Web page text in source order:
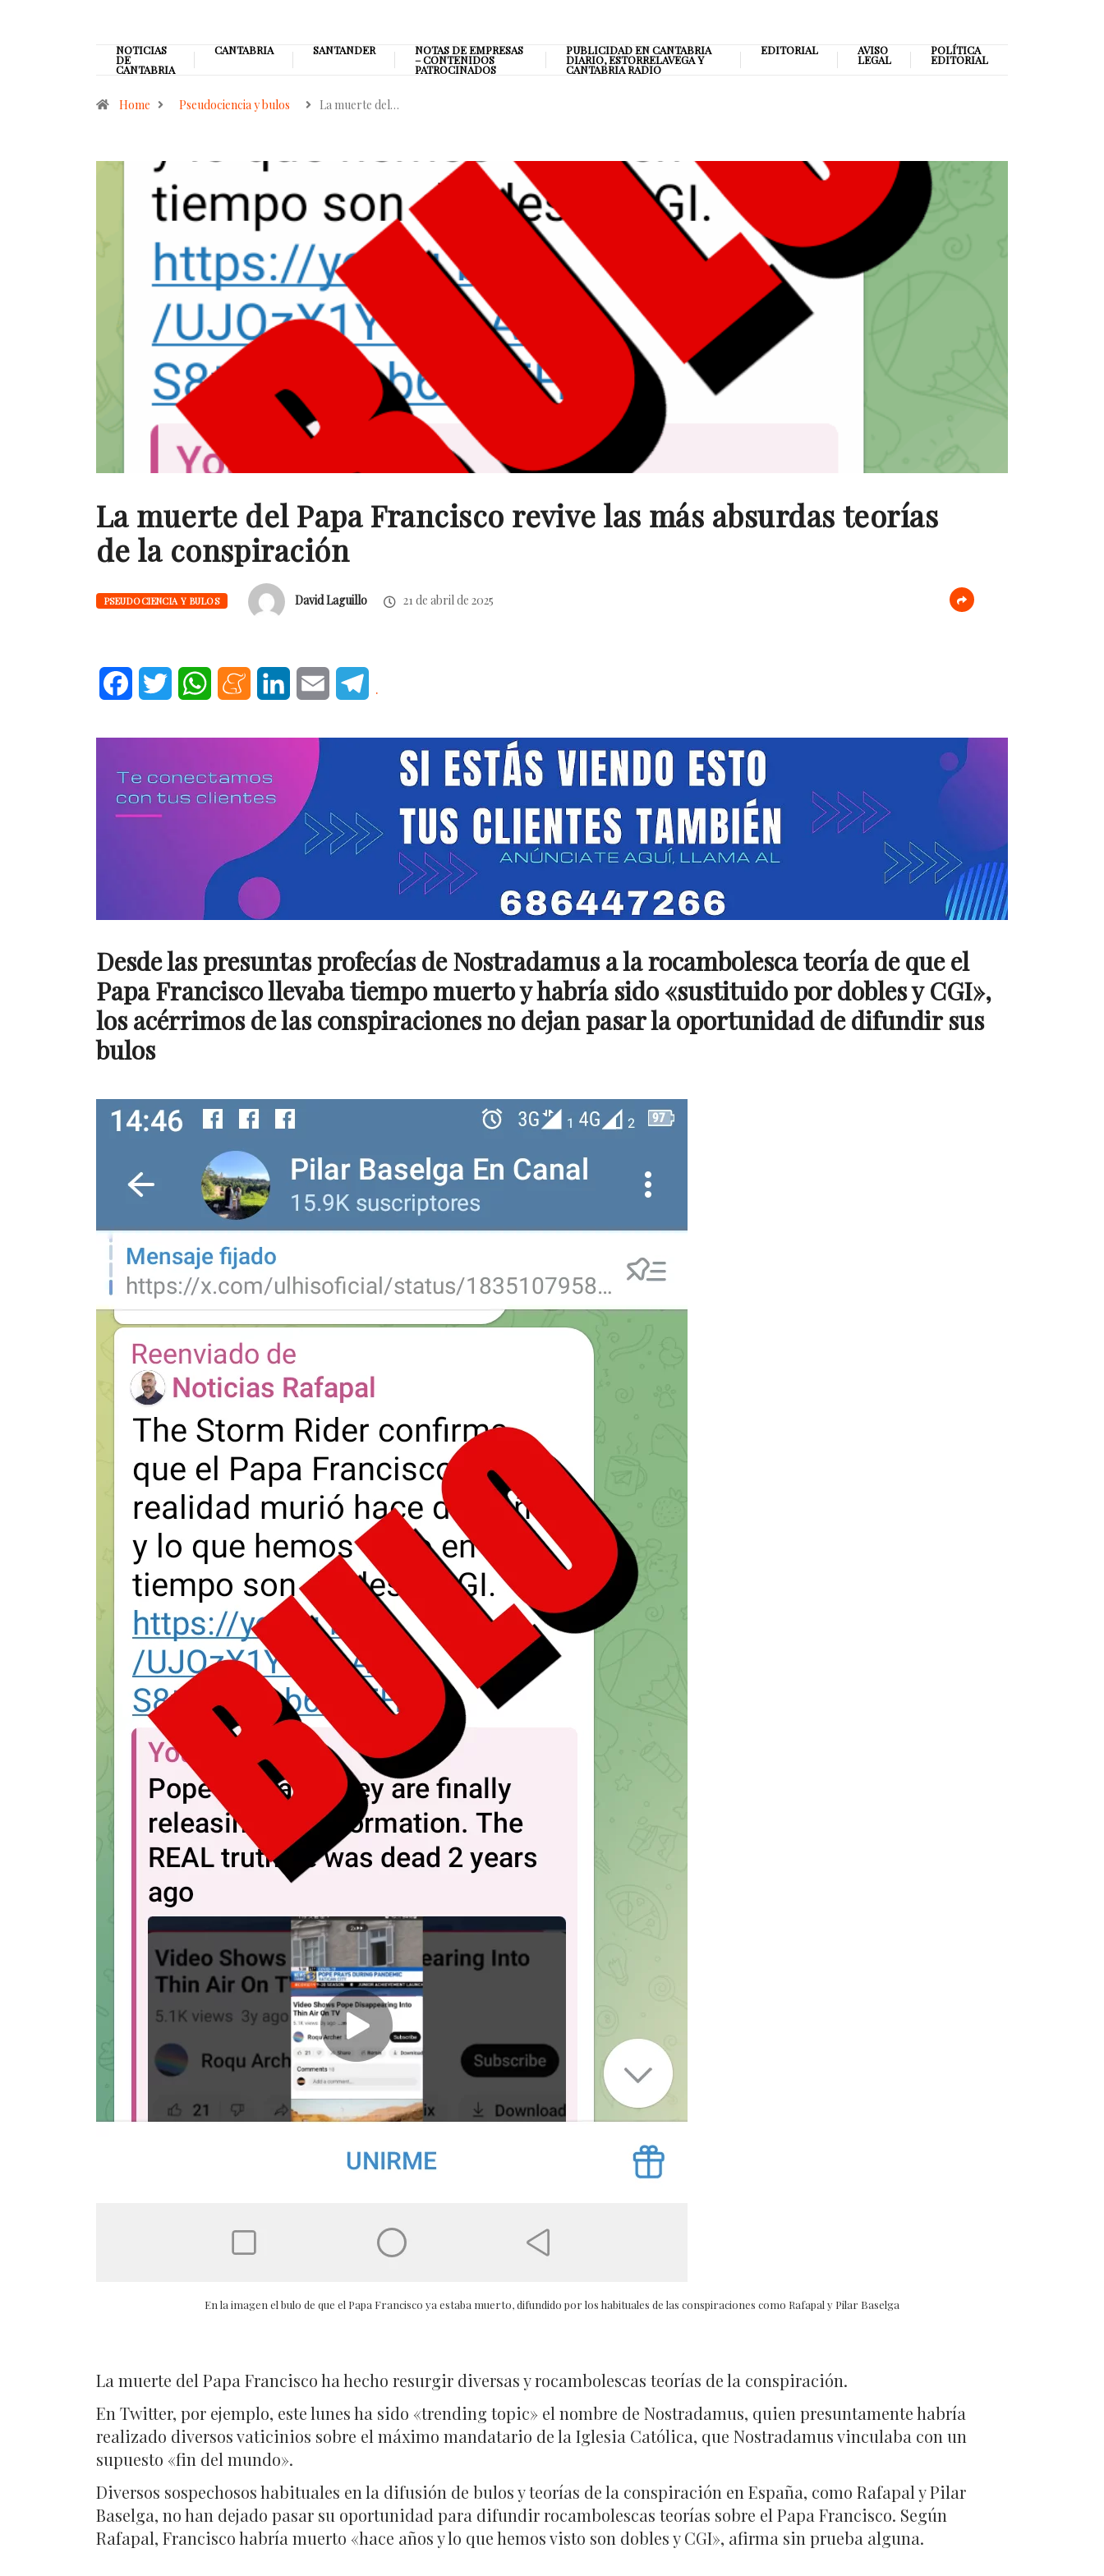
NOTICIAS
DE
CANTABRIA
CANTABRIA SANTANDER NOTAS DE EMPRESAS
– CONTENIDOS
PATROCINADOS
PUBLICIDAD EN CANTABRIA
DIARIO, ESTORRELAVEGA Y
CANTABRIA RADIO
EDITORIAL AVISO
LEGAL
POLÍTICA
EDITORIAL
Home Pseudociencia y bulos La muerte del…
La muerte del Papa Francisco revive las más absurdas teorías
de la conspiración
PSEUDOCIENCIA Y BULOS David Laguillo 21 de abril de 2025
FacebookTwitter WhatsAppMeneameLinkedInEmail .
Desde las presuntas profecías de Nostradamus a la rocambolesca teoría de que el
Papa Francisco llevaba tiempo muerto y habría sido «sustituido por dobles y CGI»,
los acérrimos de las conspiraciones no dejan pasar la oportunidad de difundir sus
bulos
En la imagen el bulo de que el Papa Francisco ya estaba muerto, difundido por los habituales de las conspiraciones como Rafapal y Pilar Baselga
La muerte del Papa Francisco ha hecho resurgir diversas y rocambolescas teorías de la conspiración.
En Twitter, por ejemplo, este lunes ha sido «trending topic» el nombre de Nostradamus, quien presuntamente habría
realizado diversos vaticinios sobre el máximo mandatario de la Iglesia Católica, que Nostradamus vinculaba con un
supuesto «fin del mundo».
Diversos sospechosos habituales en la difusión de bulos y teorías de la conspiración en España, como Rafapal y Pilar
Baselga, no han dejado pasar su oportunidad para difundir rocambolescas teorías sobre el Papa Francisco. Según
Rafapal, Francisco habría muerto «hace años y lo que hemos visto son dobles y CGI», afirma sin prueba alguna.